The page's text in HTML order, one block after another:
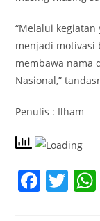
“Melalui
menjadi motivasi
membawa nama
Nasional,”
Penulis : Ilham
F T